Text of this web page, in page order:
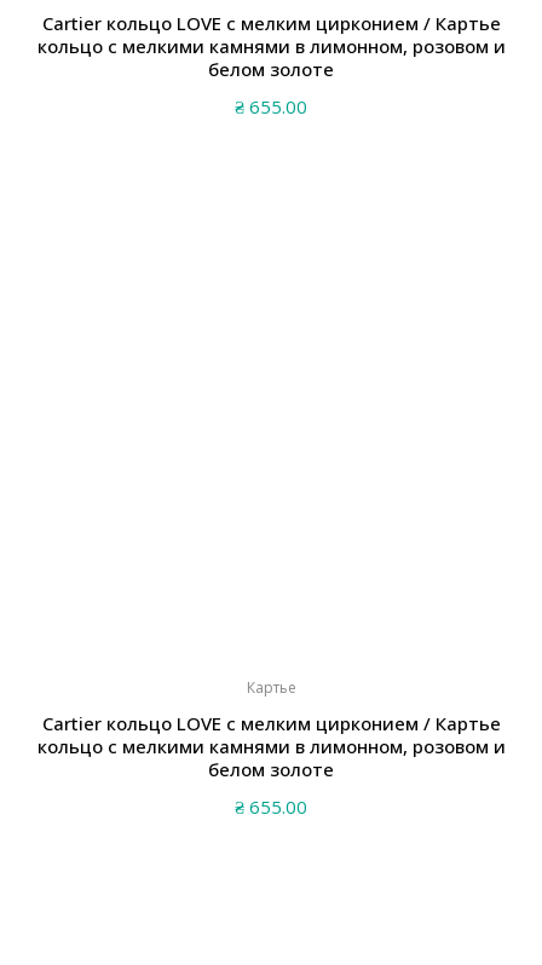
Cartier кольцо LOVE с мелким цирконием / Картье
кольцо с мелкими камнями в лимонном, розовом и
белом золоте
₴ 655.00
Картье
Cartier кольцо LOVE с мелким цирконием / Картье
кольцо с мелкими камнями в лимонном, розовом и
белом золоте
₴ 655.00